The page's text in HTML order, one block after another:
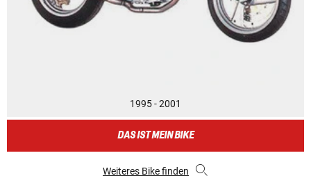
1995 - 2001
DAS IST MEIN BIKE
Weiteres Bike finden